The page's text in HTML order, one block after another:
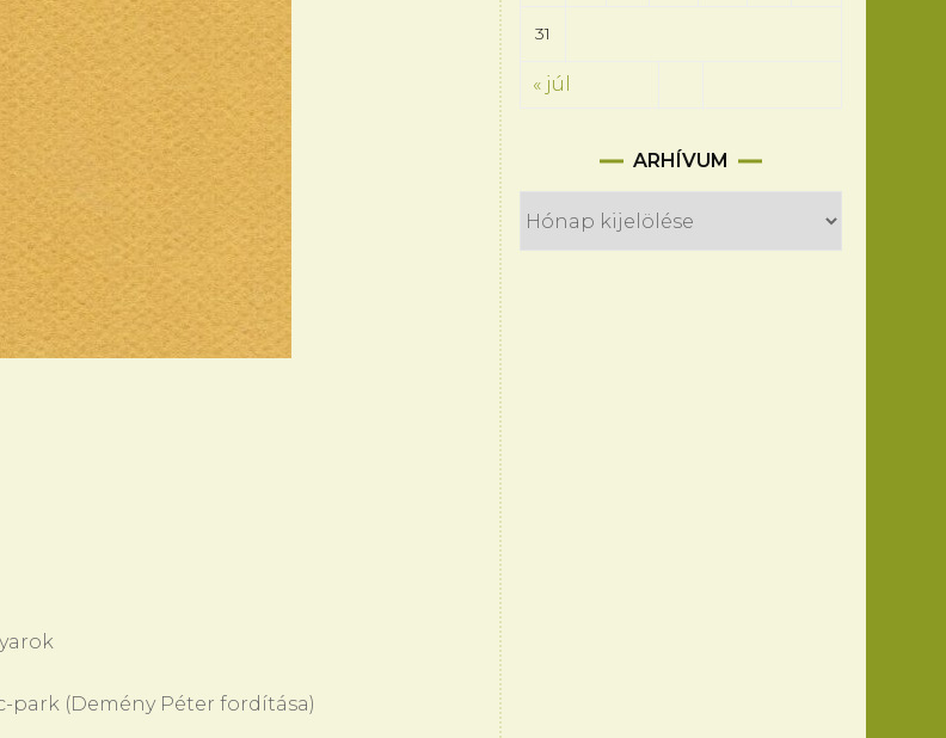
park (Demény Péter fordítása)
31
« júl
ARHÍVUM
Arhívum